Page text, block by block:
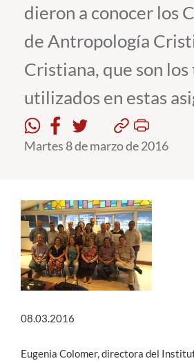
Funcionarios
Alumni
English
dieron a conocer los
de Antropología
Cristiana, que son
utilizados en estas
Martes 8 de marzo de 2016
08.03.2016
Eugenia Colomer, directora del